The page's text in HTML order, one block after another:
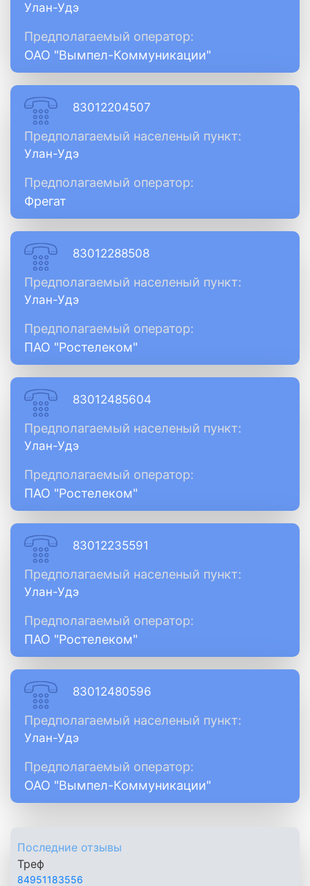
Улан-Удэ
Предполагаемый оператор:
ОАО "Вымпел-Коммуникации"
83012204507
Предполагаемый населеный пункт:
Улан-Удэ
Предполагаемый оператор:
Фрегат
83012288508
Предполагаемый населеный пункт:
Улан-Удэ
Предполагаемый оператор:
ПАО "Ростелеком"
83012485604
Предполагаемый населеный пункт:
Улан-Удэ
Предполагаемый оператор:
ПАО "Ростелеком"
83012235591
Предполагаемый населеный пункт:
Улан-Удэ
Предполагаемый оператор:
ПАО "Ростелеком"
83012480596
Предполагаемый населеный пункт:
Улан-Удэ
Предполагаемый оператор:
ОАО "Вымпел-Коммуникации"
Последние отзывы
Треф
84951183556